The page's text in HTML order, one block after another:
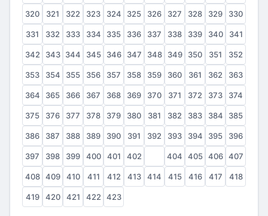
320 321 322 323 324 325 326 327 328 329 330
331 332 333 334 335 336 337 338 339 340 341
342 343 344 345 346 347 348 349 350 351 352
353 354 355 356 357 358 359 360 361 362 363
364 365 366 367 368 369 370 371 372 373 374
375 376 377 378 379 380 381 382 383 384 385
386 387 388 389 390 391 392 393 394 395 396
397 398 399 400 401 402 404 405 406 407
408 409 410 411 412 413 414 415 416 417 418
419 420 421 422 423